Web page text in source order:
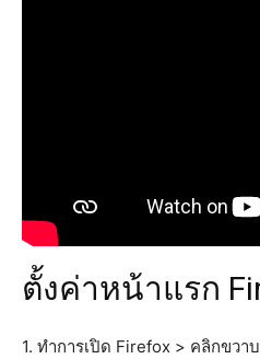
ตั้งค่าหน้าแรก
1. ทำการเปิด Firefox > คลิกขว